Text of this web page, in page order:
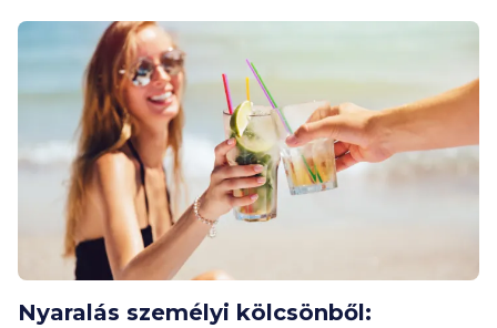
hogyan fordíthatjuk a nemzetközi trendeket a saját
javunkra a tudatos pénzügyi tervezés segítségével.
Nyaralás személyi kölcsönből: